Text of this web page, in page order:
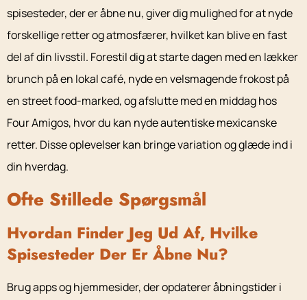
spisesteder, der er åbne nu, giver dig mulighed for at nyde
forskellige retter og atmosfærer, hvilket kan blive en fast
del af din livsstil. Forestil dig at starte dagen med en lækker
brunch på en lokal café, nyde en velsmagende frokost på
en street food-marked, og afslutte med en middag hos
Four Amigos, hvor du kan nyde autentiske mexicanske
retter. Disse oplevelser kan bringe variation og glæde ind i
din hverdag.
Ofte Stillede Spørgsmål
Hvordan Finder Jeg Ud Af, Hvilke
Spisesteder Der Er Åbne Nu?
Brug apps og hjemmesider, der opdaterer åbningstider i